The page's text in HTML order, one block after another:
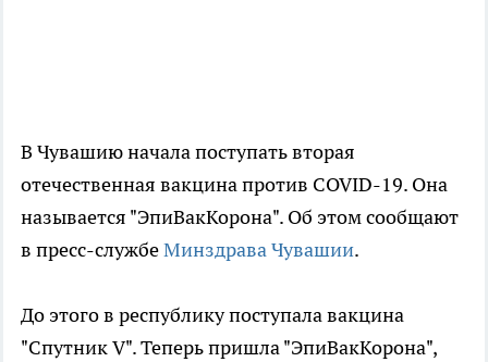
В Чувашию начала поступать вторая
отечественная вакцина против COVID-19. Она
называется "ЭпиВакКорона". Об этом сообщают
в пресс-службеМинздрава Чувашии.
До этого в республику поступала вакцина
"Спутник V". Теперь пришла "ЭпиВакКорона",